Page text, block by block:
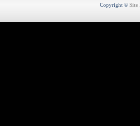
Copyright © Site